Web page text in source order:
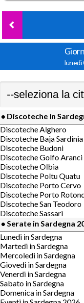
lunedì
• Discoteche in
Discoteche Alghero
Discoteche Baja Sardinia
Discoteche Budoni
Discoteche Golfo Aranci
Discoteche Olbia
Discoteche Poltu Quatu
Discoteche Porto Cervo
Discoteche Porto
Discoteche San Teodoro
Discoteche Sassari
• Serate in Sardegna
Lunedi in Sardegna
Martedi in Sardegna
Mercoledi in Sardegna
Giovedi in Sardegna
Venerdi in Sardegna
Sabato in Sardegna
Domenica in Sardegna